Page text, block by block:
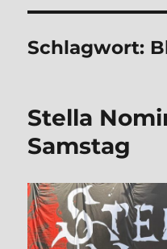
Schlagwort:
Stel­la
Sams­tag